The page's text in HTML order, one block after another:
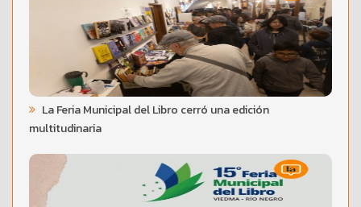
La Feria Municipal del Libro cerró una edición
multitudinaria